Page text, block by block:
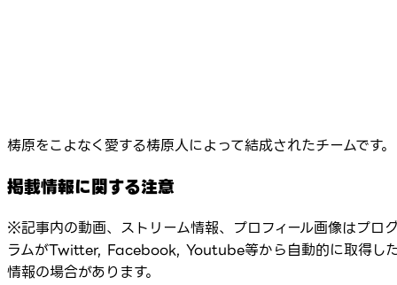
梼原をこよなく愛する梼原人によって結成されたチームです。
掲載情報に関する注意
※記事内の動画、ストリーム情報、プロフィール画像はプロ
ラムがTwitter, Facebook, Youtube等から自動的に取得し
情報の場合があります。